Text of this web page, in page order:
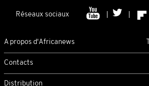
Réseaux sociaux
A propos d'Africanews
Contacts
Distribution